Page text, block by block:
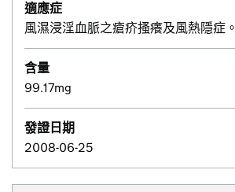
適應症
風濕浸淫血脈之瘡疥搔癢及風熱隱症。
含量
99.17mg
發證日期
2008-06-25